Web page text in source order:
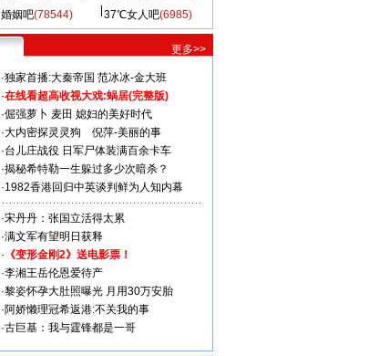
婚姻吧(78544) 37℃女人吧(6985)
更多>>
·独家首播:大秦帝国 范冰冰-金大班
·在线看超高收视大戏:蜗居(完整版)
·倔强萝卜 麦田 媳妇的美好时代
·大内密探灵灵狗
倪萍-美丽的事
·台儿庄战役 日军尸体装满百余卡车
·揭秘希特勒一生躲过多少次暗杀？
·1982香港回归中英谈判鲜为人知内幕
·宋丹丹：张国立活得太累
·满文军有望明日获释
· 《变形金刚2》送电影票！
·李湘王岳伦恩爱待产
·黎姿怀孕大肚照曝光 月用30万安胎
·阿娇懒理冠希返港:不关我的事
·古巨基：我与霆锋都是一哥